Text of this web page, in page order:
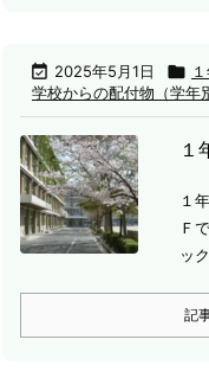
 2025年5月1日 
学校からの配付物（学年
１
１
Ｆ
ッ
記